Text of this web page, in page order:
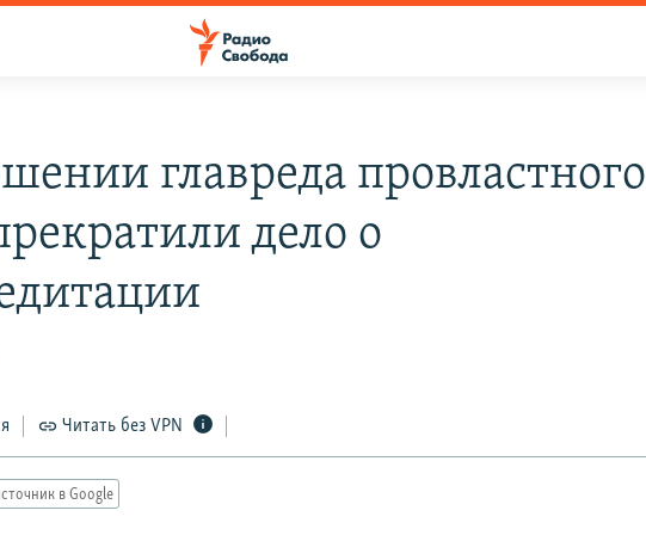
главреда провластного
дело о
Читать без VPN
в Google